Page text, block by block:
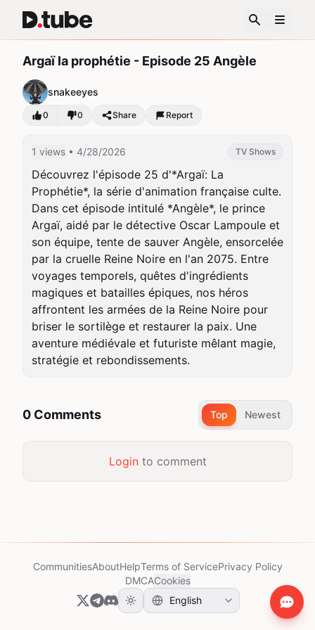
Argaï la prophétie - Episode 25 Angèle
snakeeyes
0 0 Share Report
1 views • 4/28/2026 TV Shows
Découvrez l'épisode 25 d'*Argaï: La
Prophétie*, la série d'animation française culte.
Dans cet épisode intitulé *Angèle*, le prince
Argaï, aidé par le détective Oscar Lampoule et
son équipe, tente de sauver Angèle, ensorcelée
par la cruelle Reine Noire en l'an 2075. Entre
voyages temporels, quêtes d'ingrédients
magiques et batailles épiques, nos héros
affrontent les armées de la Reine Noire pour
briser le sortilège et restaurer la paix. Une
aventure médiévale et futuriste mêlant magie,
stratégie et rebondissements.
0 Comments Top Newest
Loginto comment
CommunitiesAboutHelpTerms of ServicePrivacy Policy
DMCACookies